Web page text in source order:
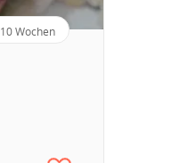
10 Wochen